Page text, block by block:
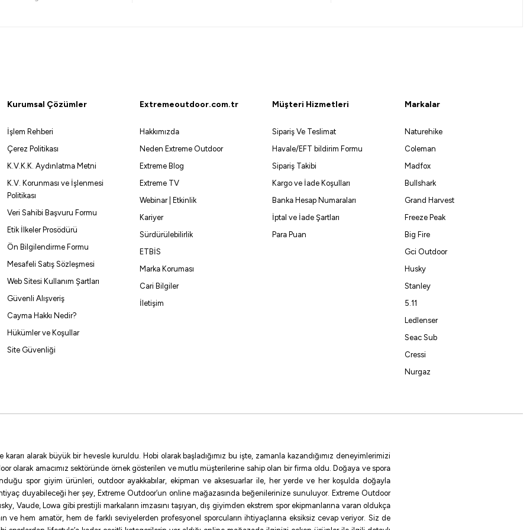
Daiwa
Daiwa Exceler 244cm 14-42gr 2 Parça Spin Kamışı
8.329,23₺
Shimano Sienna Spinning EVA 269cm 10-35gr 2 Parça Olta Kamışı
Kurumsal Çözümler
İşlem Rehberi
Çerez Politikası
K.V.K.K. Aydınlatma Metni
K.V. Korunması ve İşlenmesi
Politikası
Veri Sahibi Başvuru Formu
Etik İlkeler Prosödürü
Ön Bilgilendirme Formu
Mesafeli Satış Sözleşmesi
Web Sitesi Kullanım Şartları
Güvenli Alışveriş
Cayma Hakkı Nedir?
Hükümler ve Koşullar
Site Güvenliği
Extremeoutdoor.com.tr
Hakkımızda
Neden Extreme Outdoor
Extreme Blog
Extreme TV
Webinar | Etkinlik
Kariyer
Sürdürülebilirlik
ETBİS
Marka Koruması
Cari Bilgiler
İletişim
Müşteri Hizmetleri
Sipariş Ve Teslimat
Havale/EFT bildirim Formu
Sipariş Takibi
Kargo ve İade Koşulları
Banka Hesap Numaraları
İptal ve İade Şartları
Para Puan
Markalar
Naturehike
Coleman
Madfox
Bullshark
Grand Harvest
Freeze Peak
Big Fire
Gci Outdoor
Husky
Stanley
5.11
Ledlenser
Seac Sub
Cressi
Nurgaz
alarak büyük bir hevesle kuruldu. Hobi olarak başladığımız bu işte, zamanla kazandığımız deneyimlerimizi
olarak amacımız sektöründe örnek gösterilen ve mutlu müşterilerine sahip olan bir firma oldu. Doğaya ve spora
spor giyim ürünleri, outdoor ayakkabılar, ekipman ve aksesuarlar ile, her yerde ve her koşulda doğayla
duyabileceği her şey, Extreme Outdoor’un online mağazasında beğenilerinize sunuluyor. Extreme Outdoor
Vaude, Lowa gibi prestijli markaların imzasını taşıyan, dış giyimden ekstrem spor ekipmanlarına varan oldukça
ve hem amatör, hem de farklı seviyelerden profesyonel sporcuların ihtiyaçlarına eksiksiz cevap veriyor. Siz de